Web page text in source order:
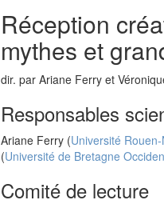
Réception
mythes et
dir. par Ariane Ferry et
Responsables
Ariane Ferry (Université
(Université de Bretagne
Comité de lecture